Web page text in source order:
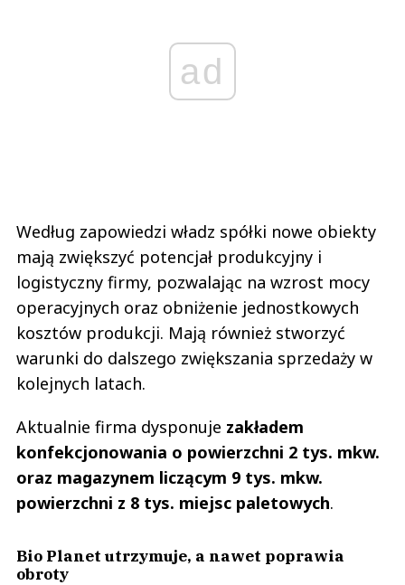
ad
Według zapowiedzi władz spółki nowe obiekty
mają zwiększyć potencjał produkcyjny i
logistyczny firmy, pozwalając na wzrost mocy
operacyjnych oraz obniżenie jednostkowych
kosztów produkcji. Mają również stworzyć
warunki do dalszego zwiększania sprzedaży w
kolejnych latach.
Aktualnie firma dysponuje zakładem
konfekcjonowania o powierzchni 2 tys. mkw.
oraz magazynem liczącym 9 tys. mkw.
powierzchni z 8 tys. miejsc paletowych.
Bio Planet utrzymuje, a nawet poprawia
obroty